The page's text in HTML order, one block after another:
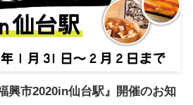
興市2020in仙台駅』開催のお知